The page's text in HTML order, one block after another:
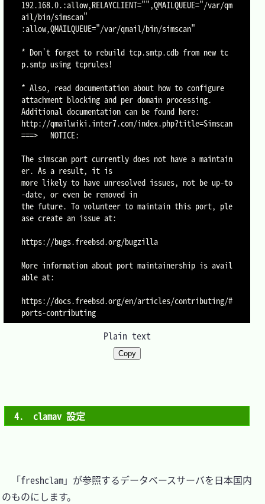
192.168.0.:allow,RELAYCLIENT="",QMAILQUEUE="/var/qm
ail/bin/simscan"
:allow,QMAILQUEUE="/var/qmail/bin/simscan"
* Don't forget to rebuild tcp.smtp.cdb from new tc
p.smtp using tcprules!
* Also, read documentation about how to configure
attachment blocking and per domain processing.
Additional documentation can be found here:
http://qmailwiki.inter7.com/index.php?title=Simscan
===>   NOTICE:
The simscan port currently does not have a maintain
er. As a result, it is
more likely to have unresolved issues, not be up-to
-date, or even be removed in
the future. To volunteer to maintain this port, ple
ase create an issue at:
https://bugs.freebsd.org/bugzilla
More information about port maintainership is avail
able at:
https://docs.freebsd.org/en/articles/contributing/#
ports-contributing
Plain text
Copy
4.　clamav 設定
「freshclam」が参照するデータベースサーバを日本国内
のものにします。